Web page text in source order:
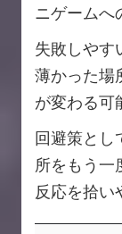
ニゲームへ
失敗しやす
薄かった場
が変わる可
回避策とし
所をもう一
反応を拾い